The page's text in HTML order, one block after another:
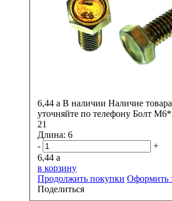
6,44 a В наличии Наличие
уточняйте по телефону Болт М6*16 8.8
21
Длина: 6
-
+
6,44 a
в корзину
Продолжить покупки Оформить
Поделиться